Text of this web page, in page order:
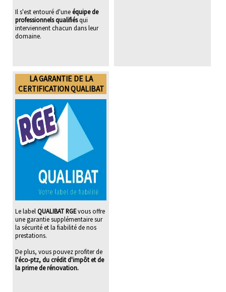
Il s'est entouré d'uneéquipe de
professionnels qualifiésqui
interviennent chacun dans leur
domaine.
LA GARANTIE DE LA
CERTIFICATION QUALIBAT
Le label QUALIBAT RGEvous offre
une garantie supplémentaire sur
la sécurité et la fiabilité de nos
prestations.
De plus, vous pouvez profiter de
l'éco-ptz, du crédit d'impôt et de
la prime de rénovation.